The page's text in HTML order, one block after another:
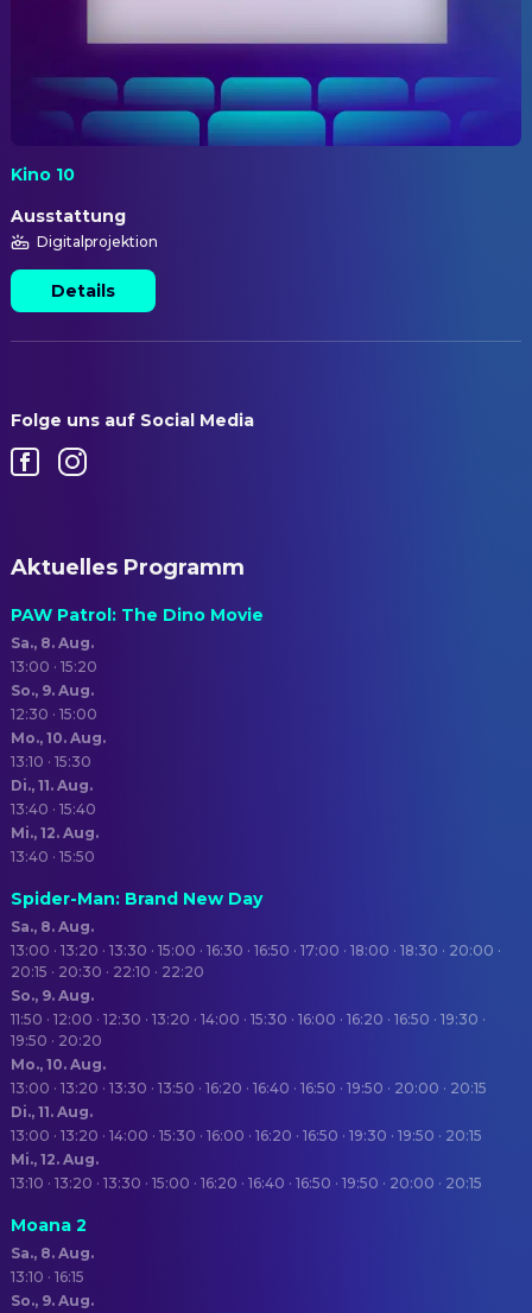
Kino 10
Ausstattung
Digitalprojektion
Details
Folge uns auf Social Media
Aktuelles Programm
PAW Patrol: The Dino Movie
Sa., 8. Aug.
13:00 · 15:20
So., 9. Aug.
12:30 · 15:00
Mo., 10. Aug.
13:10 · 15:30
Di., 11. Aug.
13:40 · 15:40
Mi., 12. Aug.
13:40 · 15:50
Spider-Man: Brand New Day
Sa., 8. Aug.
13:00 · 13:20 · 13:30 · 15:00 · 16:30 · 16:50 · 17:00 · 18:00 · 18:30 · 20:00 ·
20:15 · 20:30 · 22:10 · 22:20
So., 9. Aug.
11:50 · 12:00 · 12:30 · 13:20 · 14:00 · 15:30 · 16:00 · 16:20 · 16:50 · 19:30 ·
19:50 · 20:20
Mo., 10. Aug.
13:00 · 13:20 · 13:30 · 13:50 · 16:20 · 16:40 · 16:50 · 19:50 · 20:00 · 20:15
Di., 11. Aug.
13:00 · 13:20 · 14:00 · 15:30 · 16:00 · 16:20 · 16:50 · 19:30 · 19:50 · 20:15
Mi., 12. Aug.
13:10 · 13:20 · 13:30 · 15:00 · 16:20 · 16:40 · 16:50 · 19:50 · 20:00 · 20:15
Moana 2
Sa., 8. Aug.
13:10 · 16:15
So., 9. Aug.